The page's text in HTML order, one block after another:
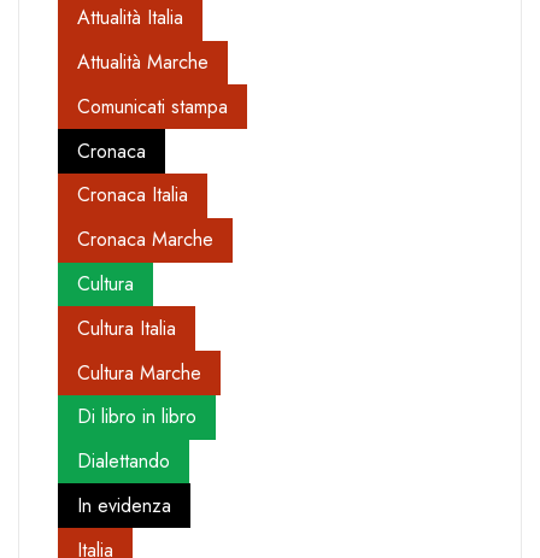
Attualità Italia
Attualità Marche
Comunicati stampa
Cronaca
Cronaca Italia
Cronaca Marche
Cultura
Cultura Italia
Cultura Marche
Di libro in libro
Dialettando
In evidenza
Italia